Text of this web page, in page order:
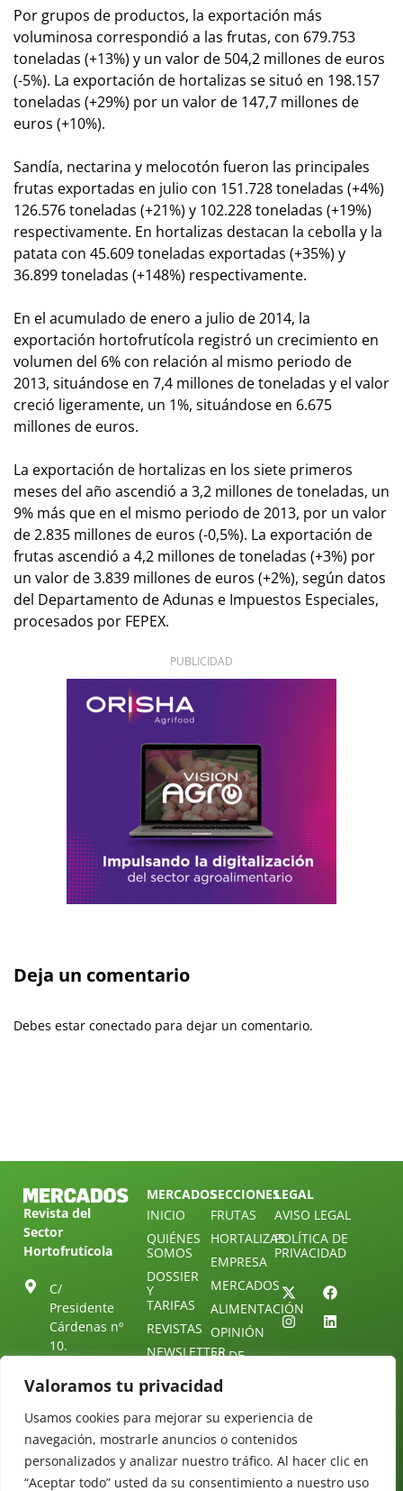
Valoramos tu privacidad
Usamos cookies para mejorar su experiencia de
navegación, mostrarle anuncios o contenidos
personalizados y analizar nuestro tráfico. Al hacer clic en
“Aceptar todo” usted da su consentimiento a nuestro uso
Por grupos de productos, la exportación más
voluminosa correspondió a las frutas, con 679.753
toneladas (+13%) y un valor de 504,2 millones de euros
(-5%). La exportación de hortalizas se situó en 198.157
toneladas (+29%) por un valor de 147,7 millones de
euros (+10%).
Sandía, nectarina y melocotón fueron las principales
frutas exportadas en julio con 151.728 toneladas (+4%)
126.576 toneladas (+21%) y 102.228 toneladas (+19%)
respectivamente. En hortalizas destacan la cebolla y la
patata con 45.609 toneladas exportadas (+35%) y
36.899 toneladas (+148%) respectivamente.
En el acumulado de enero a julio de 2014, la
exportación hortofrutícola registró un crecimiento en
volumen del 6% con relación al mismo periodo de
2013, situándose en 7,4 millones de toneladas y el valor
creció ligeramente, un 1%, situándose en 6.675
millones de euros.
La exportación de hortalizas en los siete primeros
meses del año ascendió a 3,2 millones de toneladas, un
9% más que en el mismo periodo de 2013, por un valor
de 2.835 millones de euros (-0,5%). La exportación de
frutas ascendió a 4,2 millones de toneladas (+3%) por
un valor de 3.839 millones de euros (+2%), según datos
del Departamento de Adunas e Impuestos Especiales,
procesados por FEPEX.
PUBLICIDAD
Deja un comentario
Debes estar conectado para dejar un comentario.
Revista del
Sector
Hortofrutícola
C/
Presidente
Cárdenas nº
10.
Sevilla.
Tel: (+34) 954
25 88 51
redaccion@revistamercados.com
MERCADOS
INICIO
QUIÉNES
SOMOS
DOSSIER
Y
TARIFAS
REVISTAS
NEWSLETTER
SUSCRIPCIÓN
NUESTRO
TELEGRAM
SECCIONES
FRUTAS
HORTALIZAS
EMPRESA
MERCADOS
ALIMENTACIÓN
OPINIÓN
30 DE
DIRECTORIO
LEGAL
AVISO LEGAL
POLÍTICA DE
PRIVACIDAD
Starenlared